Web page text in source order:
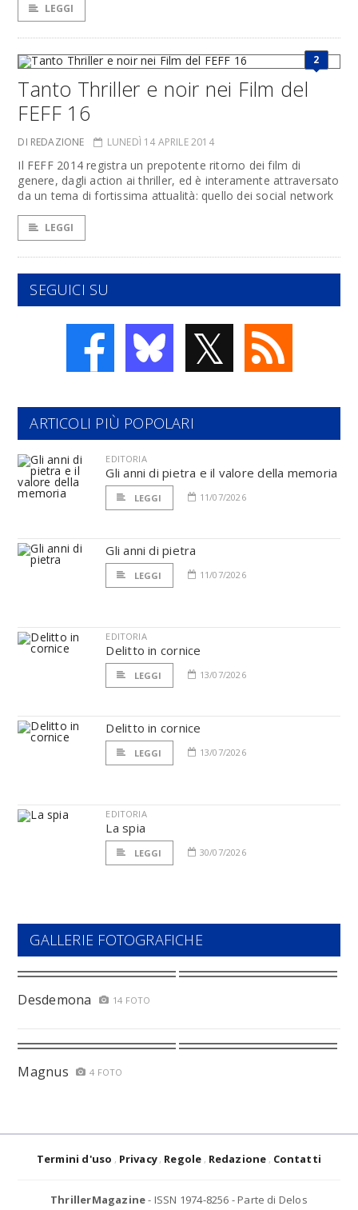
LEGGI
2
Tanto Thriller e noir nei Film del
FEFF 16
DI REDAZIONE LUNEDÌ 14 APRILE 2014
Il FEFF 2014 registra un prepotente ritorno dei film di
genere, dagli action ai thriller, ed è interamente attraversato
da un tema di fortissima attualità: quello dei social network
LEGGI
SEGUICI SU
𝕏
ARTICOLI PIÙ POPOLARI
EDITORIA
Gli anni di pietra e il valore della memoria
LEGGI 11/07/2026
Gli anni di pietra
LEGGI 11/07/2026
EDITORIA
Delitto in cornice
LEGGI 13/07/2026
Delitto in cornice
LEGGI 13/07/2026
EDITORIA
La spia
LEGGI 30/07/2026
GALLERIE FOTOGRAFICHE
Desdemona 14 FOTO
Magnus 4 FOTO
Termini d'uso Privacy Regole Redazione Contatti
ThrillerMagazine- ISSN 1974-8256 - Parte di Delos